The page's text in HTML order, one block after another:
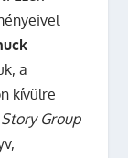
a
kívülre
Story Group